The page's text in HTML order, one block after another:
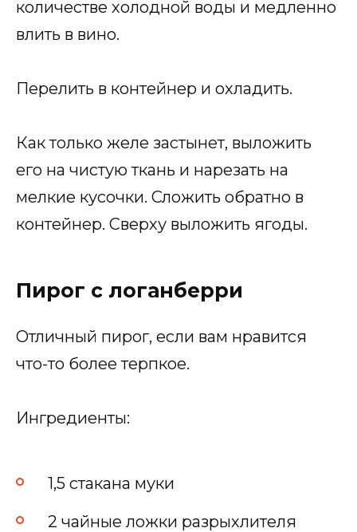
количестве холодной воды и медленно
влить в вино.
Перелить в контейнер и охладить.
Как только желе застынет, выложить
его на чистую ткань и нарезать на
мелкие кусочки. Сложить обратно в
контейнер. Сверху выложить ягоды.
Пирог с логанберри
Отличный пирог, если вам нравится
что-то более терпкое.
Ингредиенты:
1,5 стакана муки
2 чайные ложки разрыхлителя